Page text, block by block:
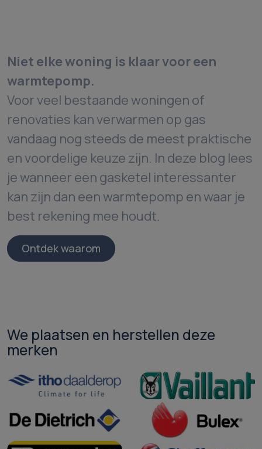
Niet elke woning is klaar voor een
warmtepomp.
Voor veel bestaande woningen of
renovaties kan verwarmen op gas
vandaag nog steeds de meest praktische
en voordelige keuze zijn. In deze blog lees
je wanneer een gasketel interessanter
kan zijn dan een warmtepomp en waar je
best rekening mee houdt.
Ontdek waarom
We plaatsen en herstellen deze
merken